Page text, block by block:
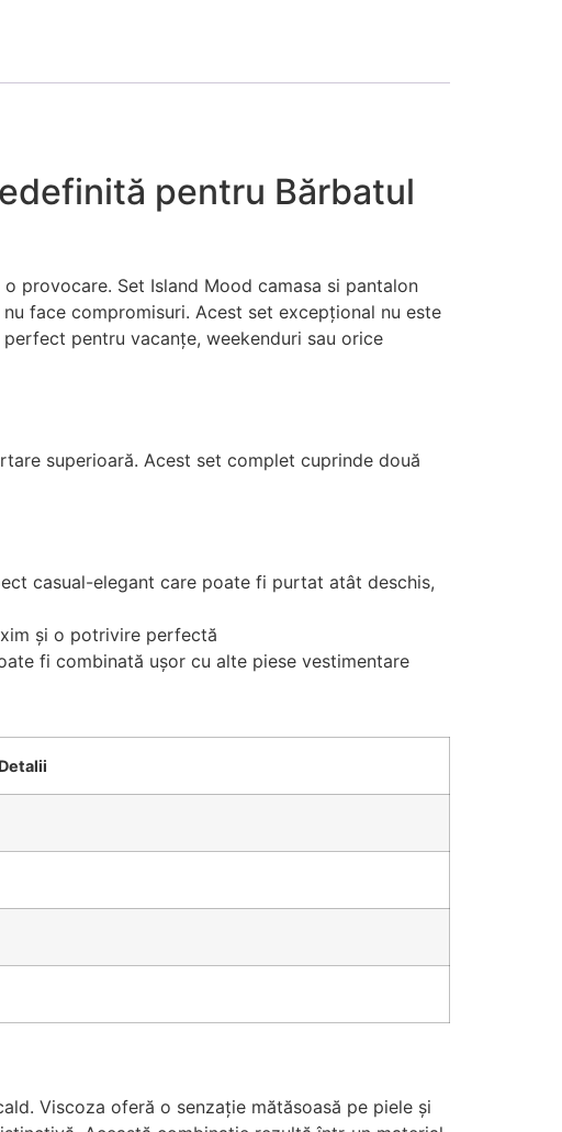
pentru Bărbatul
provocare. Set Island Mood camasa si pantalon
face compromisuri. Acest set excepțional nu este
pentru vacanțe, weekenduri sau orice
superioară. Acest set complet cuprinde două
casual-elegant care poate fi purtat atât deschis,
și o potrivire perfectă
fi combinată ușor cu alte piese vestimentare
Detalii
Viscoza oferă o senzație mătăsoasă pe piele și